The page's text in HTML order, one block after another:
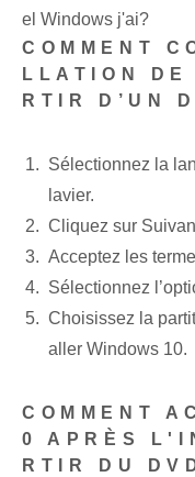
el Windows j'ai?
COMMENT
LLATION DE
RTIR D’UN
Sélectionnez la
lavier.
Cliquez sur
Acceptez les
Sélectionnez
Choisissez la
aller Windows 10.
COMMENT
0 APRÈS
RTIR DU